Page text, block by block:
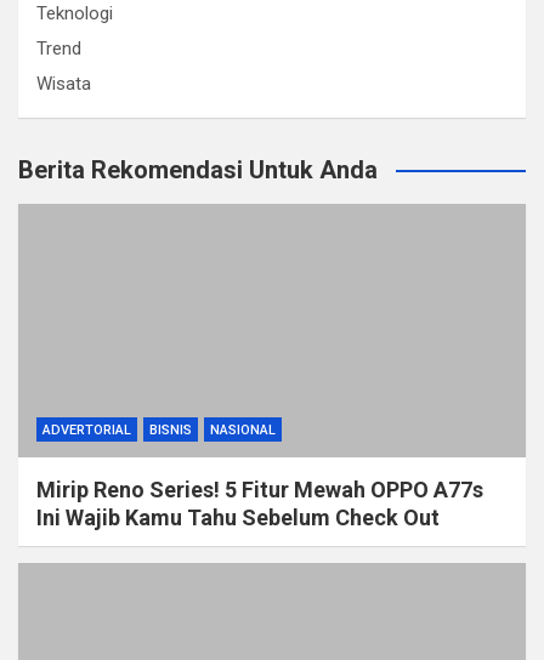
Teknologi
Trend
Wisata
Berita Rekomendasi Untuk Anda
ADVERTORIAL BISNIS NASIONAL
Mirip Reno Series! 5 Fitur Mewah OPPO A77s
Ini Wajib Kamu Tahu Sebelum Check Out